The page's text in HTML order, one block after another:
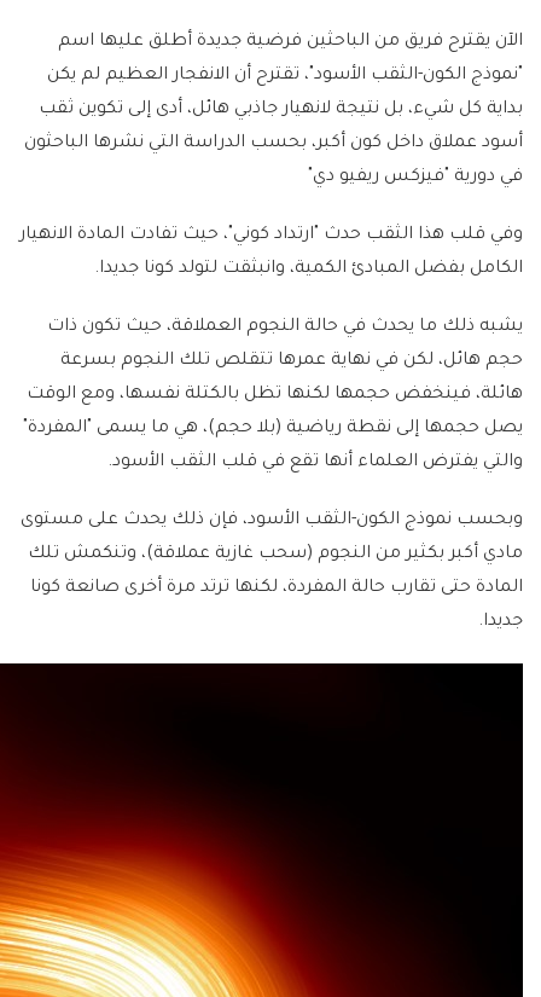
الآن يقترح فريق من الباحثين فرضية جديدة أطلق عليها اسم
"نموذج الكون-الثقب الأسود"، تقترح أن الانفجار العظيم لم يكن
بداية كل شيء، بل نتيجة لانهيار جاذبي هائل، أدى إلى تكوين ثقب
أسود عملاق داخل كون أكبر، بحسب الدراسة التي نشرها الباحثون
في دورية "فيزكس ريفيو دي"
وفي قلب هذا الثقب حدث "ارتداد كوني"، حيث تفادت المادة الانهيار
الكامل بفضل المبادئ الكمية، وانبثقت لتولد كونا جديدا.
يشبه ذلك ما يحدث في حالة النجوم العملاقة، حيث تكون ذات
حجم هائل، لكن في نهاية عمرها تتقلص تلك النجوم بسرعة
هائلة، فينخفض حجمها لكنها تظل بالكتلة نفسها، ومع الوقت
يصل حجمها إلى نقطة رياضية (بلا حجم)، هي ما يسمى "المفردة"
والتي يفترض العلماء أنها تقع في قلب الثقب الأسود.
وبحسب نموذج الكون-الثقب الأسود، فإن ذلك يحدث على مستوى
مادي أكبر بكثير من النجوم (سحب غازية عملاقة)، وتنكمش تلك
المادة حتى تقارب حالة المفردة، لكنها ترتد مرة أخرى صانعة كونا
جديدا.